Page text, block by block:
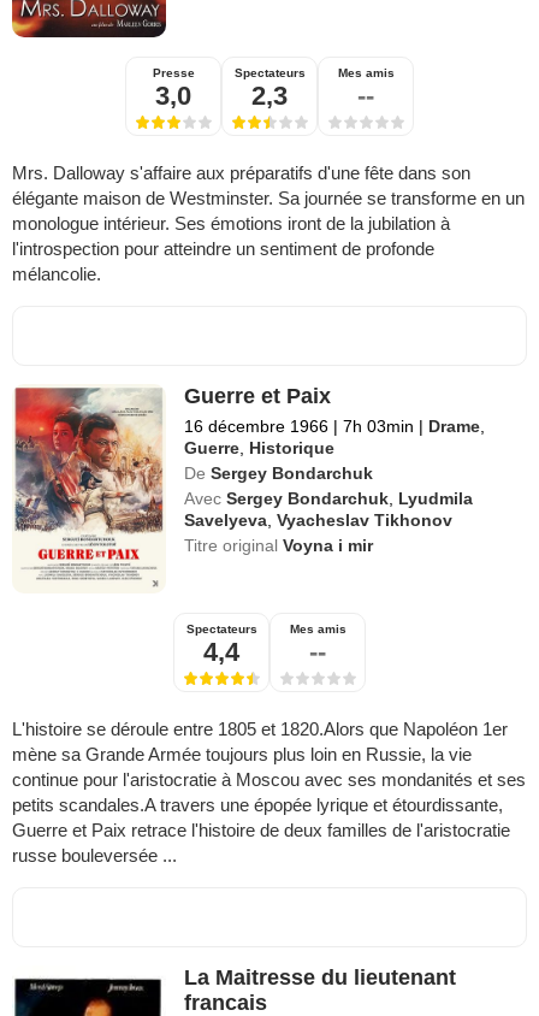
Presse
3,0
Spectateurs
2,3
Mes amis
--
Mrs. Dalloway s'affaire aux préparatifs d'une fête dans son
élégante maison de Westminster. Sa journée se transforme en un
monologue intérieur. Ses émotions iront de la jubilation à
l'introspection pour atteindre un sentiment de profonde
mélancolie.
Guerre et Paix
16 décembre 1966 | 7h 03min | Drame
Guerre Historique
De Sergey Bondarchuk
Avec Sergey Bondarchuk Lyudmila
Savelyeva ,Vyacheslav Tikhonov
Titre originalVoyna i mir
Spectateurs
4,4
Mes amis
--
L'histoire se déroule entre 1805 et 1820.Alors que Napoléon 1er
mène sa Grande Armée toujours plus loin en Russie, la vie
continue pour l'aristocratie à Moscou avec ses mondanités et ses
petits scandales.A travers une épopée lyrique et étourdissante,
Guerre et Paix retrace l'histoire de deux familles de l'aristocratie
russe bouleversée ...
La Maitresse du lieutenant
francais